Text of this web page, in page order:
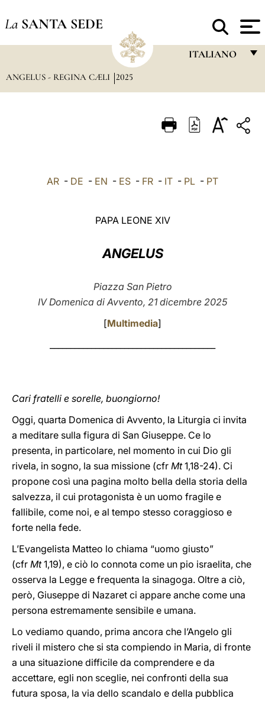
La SANTA SEDE
ITALIANO
ITALIANO
ANGELUS - REGINA CÆLI 2025
AR - DE - EN - ES - FR - IT - PL - PT
PAPA LEONE XIV
ANGELUS
Piazza San Pietro
IV Domenica di Avvento, 21 dicembre 2025
[Multimedia]
Cari fratelli e sorelle, buongiorno!
Oggi, quarta Domenica di Avvento, la Liturgia ci invita
a meditare sulla figura di San Giuseppe. Ce lo
presenta, in particolare, nel momento in cui Dio gli
rivela, in sogno, la sua missione (cfr Mt1,18-24). Ci
propone così una pagina molto bella della storia della
salvezza, il cui protagonista è un uomo fragile e
fallibile, come noi, e al tempo stesso coraggioso e
forte nella fede.
L’Evangelista Matteo lo chiama “uomo giusto”
(cfr Mt1,19), e ciò lo connota come un pio israelita, che
osserva la Legge e frequenta la sinagoga. Oltre a ciò,
però, Giuseppe di Nazaret ci appare anche come una
persona estremamente sensibile e umana.
Lo vediamo quando, prima ancora che l’Angelo gli
riveli il mistero che si sta compiendo in Maria, di fronte
a una situazione difficile da comprendere e da
accettare, egli non sceglie, nei confronti della sua
futura sposa, la via dello scandalo e della pubblica